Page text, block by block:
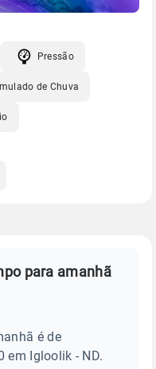
Pressão
de Chuva
para amanhã
é de
em Igloolik - ND.